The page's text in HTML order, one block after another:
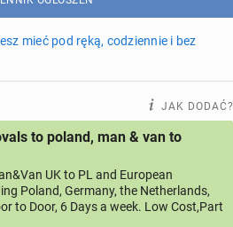
mieć pod ręką, codziennie i bez
JAK DODAĆ?
to poland, man & van to
UK to PL and European
Poland, Germany, the Netherlands,
to Door, 6 Days a week. Low Cost,Part